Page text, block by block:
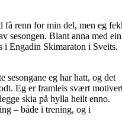
få renn for min del, men eg
sesongen. Blant anna med ein
i Engadin Skimaraton i Sveits.
sesongane eg har hatt, og det
Eg er framleis svært
skia på hylla heilt enno.
– både i trening, og i